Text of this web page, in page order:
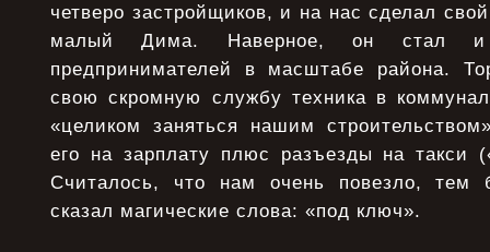
четверо застройщиков, и на нас сделал
малый Дима. Наверное, он стал
предпринимателей в масштабе района.
свою скромную службу техника в
«целиком заняться нашим
его на зарплату плюс разъезды на такси
Считалось, что нам очень повезло, тем
сказал магические слова: «под ключ».